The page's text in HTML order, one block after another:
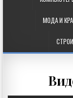
МОДА И